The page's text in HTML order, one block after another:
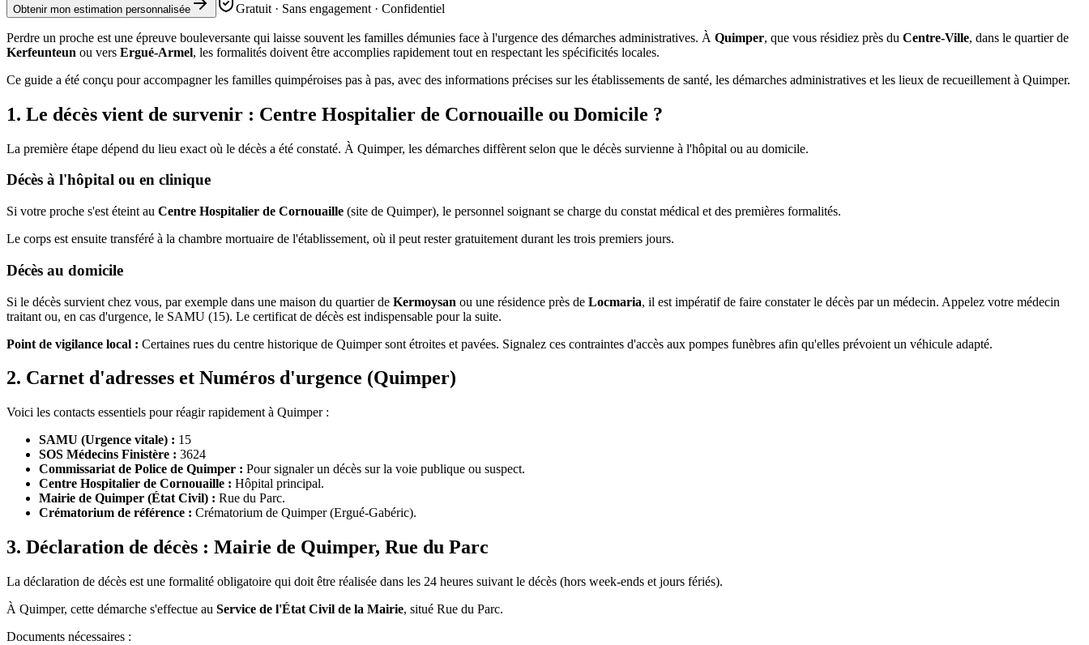
Obtenir mon estimation personnalisée Gratuit · Sans engagement · Confidentiel
Perdre un proche est une épreuve bouleversante qui laisse souvent les familles démunies face à l'urgence des démarches administratives. À Quimper, que vous résidiez près du Centre-Ville, dans le quartier de
Kerfeunteun ou vers Ergué-Armel, les formalités doivent être accomplies rapidement tout en respectant les spécificités locales.
Ce guide a été conçu pour accompagner les familles quimpéroises pas à pas, avec des informations précises sur les établissements de santé, les démarches administratives et les lieux de recueillement à Quimper.
1. Le décès vient de survenir : Centre Hospitalier de Cornouaille ou Domicile ?
La première étape dépend du lieu exact où le décès a été constaté. À Quimper, les démarches diffèrent selon que le décès survienne à l'hôpital ou au domicile.
Décès à l'hôpital ou en clinique
Si votre proche s'est éteint au Centre Hospitalier de Cornouaille (site de Quimper), le personnel soignant se charge du constat médical et des premières formalités.
Le corps est ensuite transféré à la chambre mortuaire de l'établissement, où il peut rester gratuitement durant les trois premiers jours.
Décès au domicile
Si le décès survient chez vous, par exemple dans une maison du quartier de Kermoysan ou une résidence près de Locmaria, il est impératif de faire constater le décès par un médecin. Appelez votre médecin
traitant ou, en cas d'urgence, le SAMU (15). Le certificat de décès est indispensable pour la suite.
Point de vigilance local : Certaines rues du centre historique de Quimper sont étroites et pavées. Signalez ces contraintes d'accès aux pompes funèbres afin qu'elles prévoient un véhicule adapté.
2. Carnet d'adresses et Numéros d'urgence (Quimper)
Voici les contacts essentiels pour réagir rapidement à Quimper :
SAMU (Urgence vitale) : 15
SOS Médecins Finistère : 3624
Commissariat de Police de Quimper : Pour signaler un décès sur la voie publique ou suspect.
Centre Hospitalier de Cornouaille : Hôpital principal.
Mairie de Quimper (État Civil) : Rue du Parc.
Crématorium de référence : Crématorium de Quimper (Ergué-Gabéric).
3. Déclaration de décès : Mairie de Quimper, Rue du Parc
La déclaration de décès est une formalité obligatoire qui doit être réalisée dans les 24 heures suivant le décès (hors week-ends et jours fériés).
À Quimper, cette démarche s'effectue au Service de l'État Civil de la Mairie, situé Rue du Parc.
Documents nécessaires :